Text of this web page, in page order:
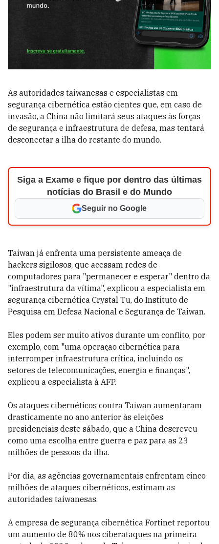
As autoridades taiwanesas e especialistas em
segurança cibernética estão cientes que, em caso de
invasão, a China não limitará seus ataques às forças
de segurança e infraestrutura de defesa, mas tentará
desconectar a ilha do restante do mundo.
Siga a Exame e fique por dentro das últimas
notícias do Brasil e do Mundo
Seguir no Google
Taiwan já enfrenta uma persistente ameaça de
hackers sigilosos, que acessam redes de
computadores para "permanecer e esperar" dentro da
"infraestrutura da vítima", explicou a especialista em
segurança cibernética Crystal Tu, do Instituto de
Pesquisa em Defesa Nacional e Segurança de Taiwan.
Eles podem ser muito ativos durante um conflito, por
exemplo, com "uma operação cibernética para
interromper infraestrutura crítica, incluindo os
setores de telecomunicações, energia e finanças",
explicou a especialista à AFP.
Os ataques cibernéticos contra Taiwan aumentaram
drasticamente no ano anterior às eleições
presidenciais deste sábado, que a China descreveu
como uma escolha entre guerra e paz para as 23
milhões de pessoas da ilha.
Por dia, as agências governamentais enfrentam cinco
milhões de ataques cibernéticos, estimam as
autoridades taiwanesas.
A empresa de segurança cibernética Fortinet reportou
um aumento de 80% nos ciberataques na primeira